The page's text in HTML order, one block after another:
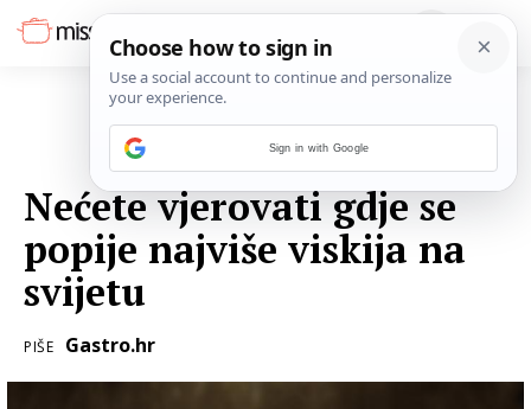
Nećete vjerovati gdje se
popije najviše viskija na
svijetu
PIŠE Gastro.hr
Sign in with Google